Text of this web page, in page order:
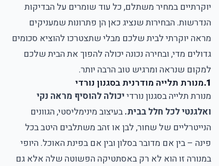
יוקרתיים במחיר משתלם, כל עוד שומרים על הבדיקות
הנדרשות. הבחירות שנציג כאן הן פתרונות שמעניקים
מראה יוקרתי לבית שלכם מבלי שתצטרכו להוציא סכומים
גדולים מדי, ובחירה נכונה יכולה להפוך את הבית שלכם
למקום שנראה ומרגיש טוב הרבה יותר.
1. מנורת תלייה מודרנית בסגנון נורדי
מנורת תלייה בסגנון נורדייכולה להוסיף מראה נקי
ואלגנטי לכל חלל בבית.בעיצוב מינימליסטי, הגוונים
הנייטרליים של שחור, לבן או זהב משתלבים היטב בכל
פינה – בין אם מדובר בסלון ובין אם בפינת האוכל. היופי
במנורה זו הוא לא רק באסתטיקה הפשוטה שלה אלא גם